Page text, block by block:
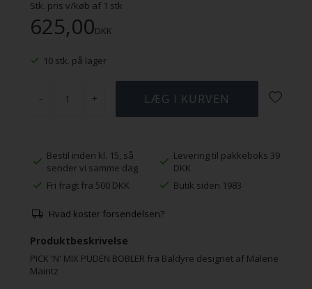
Stk. pris v/køb af 1 stk
625,00DKK
10 stk. på lager
- +
Bestil inden kl. 15, så
sender vi samme dag
Levering til pakkeboks 39
DKK
Fri fragt fra 500 DKK
Butik siden 1983
Hvad koster forsendelsen?
Produktbeskrivelse
PICK 'N' MIX PUDEN BOBLER fra Baldyre designet af Malene
Maintz